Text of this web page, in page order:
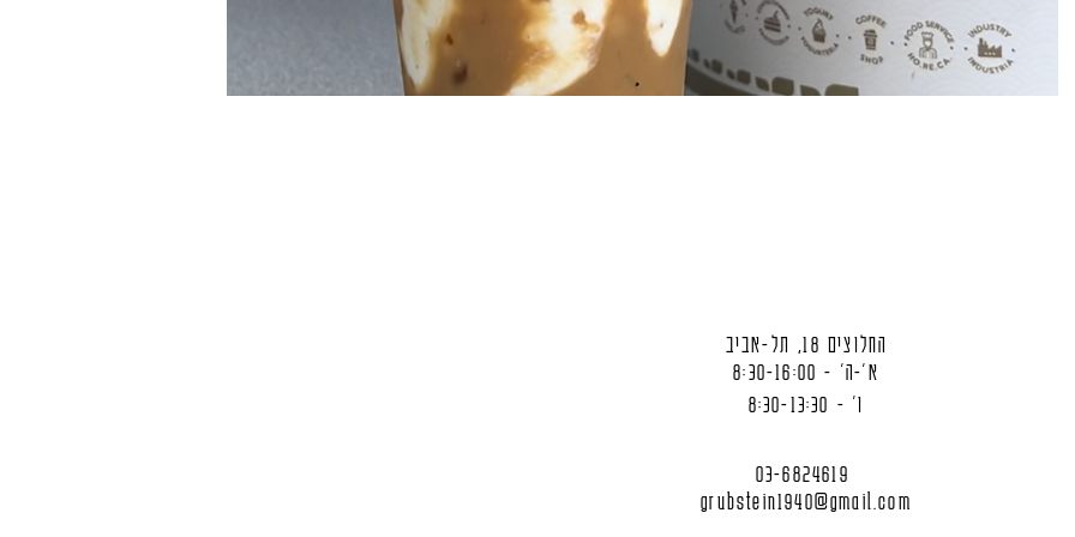
החלוצים 18, תל-אביב
א'-ה' - 8:30-16:00
ו' - 8:30-13:30
03-6824619
grubstein1940@gmail.com